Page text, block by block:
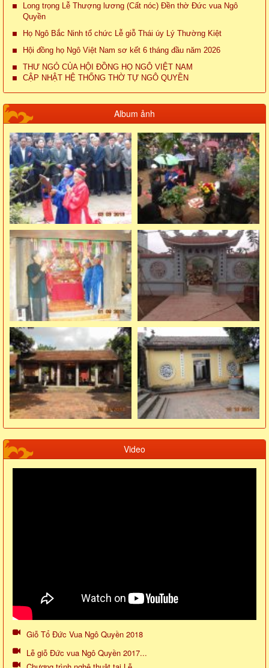
Long trọng Lễ Thượng lương (Cất nóc) Đền thờ Đức vua Ngô
Quyền
Họ Ngô Bắc Ninh tổ chức Lễ giỗ Thái úy Lý Thường Kiệt
Hội đồng họ Ngô Việt Nam sơ kết 6 tháng đầu năm 2026
THƯ NGỎ CỦA HỘI ĐỒNG HỌ NGÔ VIỆT NAM
CẬP NHẬT HỆ THỐNG THỜ TỰ NGÔ QUYỀN
Album ảnh
Video
Giỗ Tổ Đức Vua Ngô Quyền 2018
Lễ giỗ Đức vua Ngô Quyền 2017...